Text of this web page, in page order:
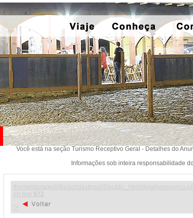
Você está na seção Turismo Receptivo Geral - Detalhes do
Informações sob inteira responsabilidade